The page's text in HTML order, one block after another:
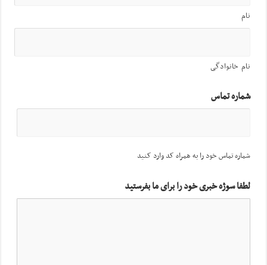
نام
نام خانوادگی
شماره تماس
شماره تماس خود را به همراه کد وارد کنید
لطفا سوژه خبری خود را برای ما بفرستید